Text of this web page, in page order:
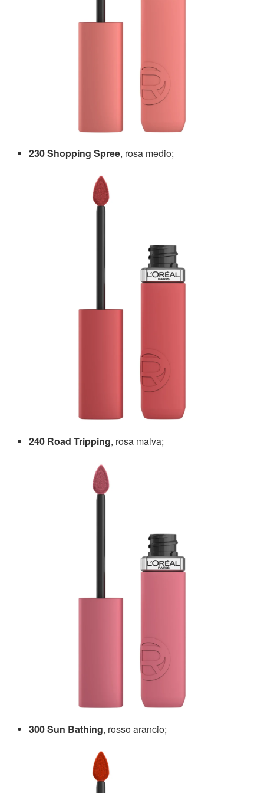
230 Shopping Spree, rosa medio;
240 Road Tripping, rosa malva;
300 Sun Bathing, rosso arancio;